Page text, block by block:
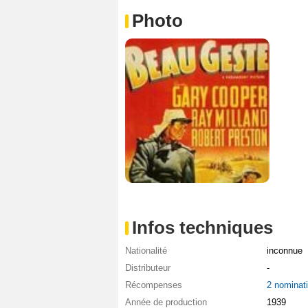
Photo
Infos techniques
Nationalité
inconnue
Distributeur
-
Récompenses
2
Année de production
1939